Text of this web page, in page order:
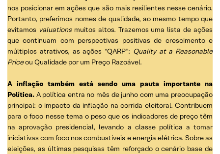
nos posicionar em ações que são mais resilientes nesse cenário.
Portanto, preferimos nomes de qualidade, ao mesmo tempo que
evitamos valuations muitos altos. Trazemos uma lista de ações
que continuam com perspectivas positivas de crescimento e
múltiplos atrativos, as ações “QARP”: Quality at a Reasonable
Priceou Qualidade por um Preço Razoável.
A inflação também está sendo uma pauta importante na
Política. A política entra no mês de junho com uma preocupação
principal: o impacto da inflação na corrida eleitoral. Contribuem
para o foco nesse tema o peso que os indicadores de preço têm
na aprovação presidencial, levando a classe política a tomar
iniciativas com foco nos combustíveis e energia elétrica. Sobre as
eleições, as últimas pesquisas têm reforçado o cenário base de